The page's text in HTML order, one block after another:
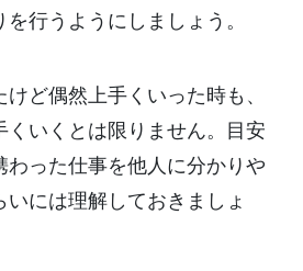
行うようにしましょう。
ど偶然上手くいった時も、
くいくとは限りません。目安
わった仕事を他人に分かりや
には理解しておきましょ